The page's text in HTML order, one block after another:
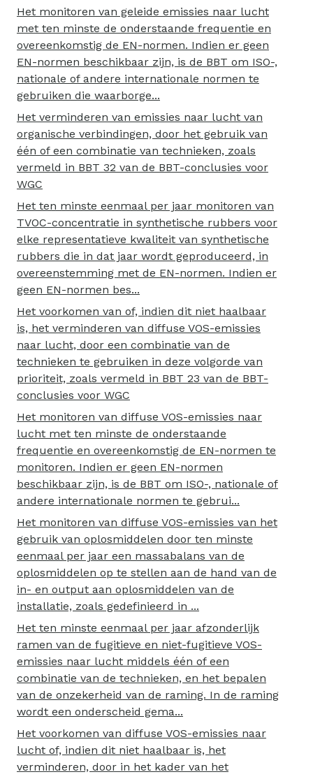
Het monitoren van geleide emissies naar lucht
met ten minste de onderstaande frequentie en
overeenkomstig de EN-normen. Indien er geen
EN-normen beschikbaar zijn, is de BBT om ISO-,
nationale of andere internationale normen te
gebruiken die waarborge...
Het verminderen van emissies naar lucht van
organische verbindingen, door het gebruik van
één of een combinatie van technieken, zoals
vermeld in BBT 32 van de BBT-conclusies voor
WGC
Het ten minste eenmaal per jaar monitoren van
TVOC-concentratie in synthetische rubbers voor
elke representatieve kwaliteit van synthetische
rubbers die in dat jaar wordt geproduceerd, in
overeenstemming met de EN-normen. Indien er
geen EN-normen bes...
Het voorkomen van of, indien dit niet haalbaar
is, het verminderen van diffuse VOS-emissies
naar lucht, door een combinatie van de
technieken te gebruiken in deze volgorde van
prioriteit, zoals vermeld in BBT 23 van de BBT-
conclusies voor WGC
Het monitoren van diffuse VOS-emissies naar
lucht met ten minste de onderstaande
frequentie en overeenkomstig de EN-normen te
monitoren. Indien er geen EN-normen
beschikbaar zijn, is de BBT om ISO-, nationale of
andere internationale normen te gebrui...
Het monitoren van diffuse VOS-emissies van het
gebruik van oplosmiddelen door ten minste
eenmaal per jaar een massabalans van de
oplosmiddelen op te stellen aan de hand van de
in- en output aan oplosmiddelen van de
installatie, zoals gedefinieerd in ...
Het ten minste eenmaal per jaar afzonderlijk
ramen van de fugitieve en niet-fugitieve VOS-
emissies naar lucht middels één of een
combinatie van de technieken, en het bepalen
van de onzekerheid van de raming. In de raming
wordt een onderscheid gema...
Het voorkomen van diffuse VOS-emissies naar
lucht of, indien dit niet haalbaar is, het
verminderen, door in het kader van het